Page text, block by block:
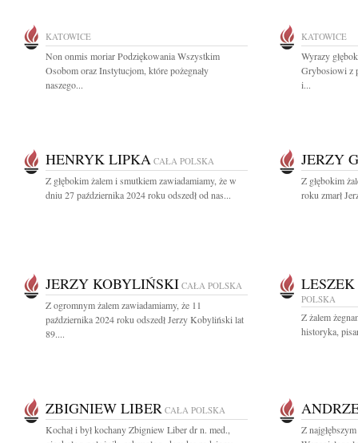
KATOWICE
Non onmis moriar Podziękowania Wszystkim
Osobom oraz Instytucjom, które pożegnały
naszego...
KATOWICE
Wyrazy
Grybosiowi z
i...
HENRYK LIPKA CAŁA POLSKA
Z głębokim żalem i smutkiem zawiadamiamy, że w
dniu 27 października 2024 roku odszedł od nas...
JERZY
Z głębokim
roku zmarł
JERZY KOBYLIŃSKI CAŁA POLSKA
Z ogromnym żalem zawiadamiamy, że 11
października 2024 roku odszedł Jerzy Kobyliński lat
89....
POLSKA
Z żalem
historyka,
ZBIGNIEW LIBER CAŁA POLSKA
Kochał i był kochany Zbigniew Liber dr n. med.,
Z